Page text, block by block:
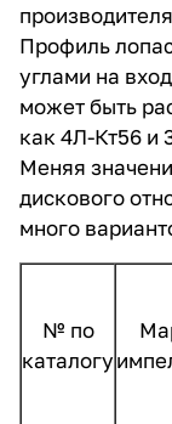
Профиль
углами на
может быть
как 4Л-Кт56 и
Меняя
дискового
много
№ по
каталогу